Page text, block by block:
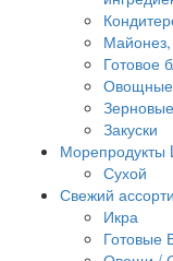
Майонез,
Готовое
Овощные
Закуски
Морепродукты
Сухой
Свежий
Икра
Готовые